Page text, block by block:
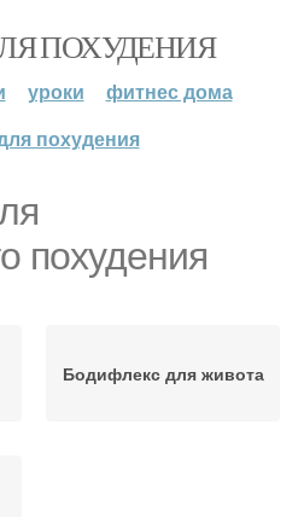
ПОХУДЕНИЯ
уроки
фитнес дома
похудения
похудения
Бодифлекс для живота